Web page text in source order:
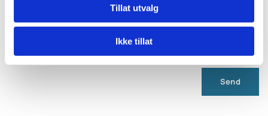
Tillat utvalg
Ikke tillat